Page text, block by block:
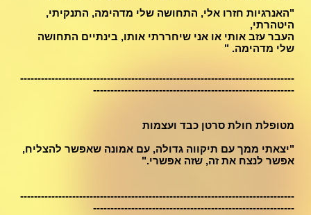
"האנרגיות חזרו אלי, התחושה שלי מדהימה, התנקיתי,
היטהרתי,
העבר עזב אותי או אני שיחררתי אותו, בינתיים התחושה
שלי מדהימה. "
-------------------------------------------------------------------------------
----------------------------------------------​------------
מטופלת חולת סרטן כבד ועצמות
"יצאתי ממך עם תיקווה גדולה, עם אמונה שאפשר להצליח,
אפשר לנצח את זה, שזה אפשרי."
-------------------------------------------------------------------------------
----------------------------------------------------------